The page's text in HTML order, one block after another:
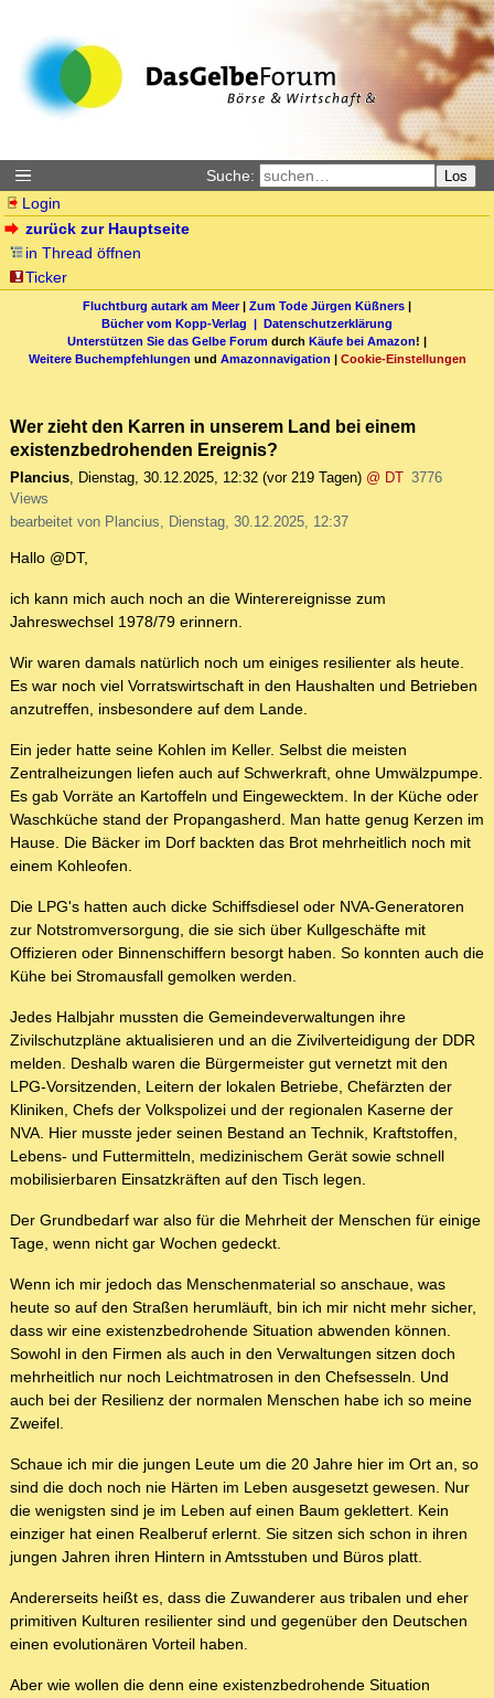
Suche: Los
Login
zurück zur Hauptseite
in Thread öffnen
Ticker
Fluchtburg autark am Meer| Zum Tode Jürgen Küßners |
Bücher vom Kopp-Verlag | Datenschutzerklärung
Unterstützen Sie das Gelbe Forum durch Käufe bei Amazon! |
Weitere Buchempfehlungen und Amazonnavigation | Cookie-Einstellungen
Wer zieht den Karren in unserem Land bei einem
existenzbedrohenden Ereignis?
Plancius, Dienstag, 30.12.2025, 12:32 (vor 219 Tagen) @ DT 3776
Views
bearbeitet von Plancius, Dienstag, 30.12.2025, 12:37
Hallo @DT,
ich kann mich auch noch an die Winterereignisse zum
Jahreswechsel 1978/79 erinnern.
Wir waren damals natürlich noch um einiges resilienter als heute.
Es war noch viel Vorratswirtschaft in den Haushalten und Betrieben
anzutreffen, insbesondere auf dem Lande.
Ein jeder hatte seine Kohlen im Keller. Selbst die meisten
Zentralheizungen liefen auch auf Schwerkraft, ohne Umwälzpumpe.
Es gab Vorräte an Kartoffeln und Eingewecktem. In der Küche oder
Waschküche stand der Propangasherd. Man hatte genug Kerzen im
Hause. Die Bäcker im Dorf backten das Brot mehrheitlich noch mit
einem Kohleofen.
Die LPG's hatten auch dicke Schiffsdiesel oder NVA-Generatoren
zur Notstromversorgung, die sie sich über Kullgeschäfte mit
Offizieren oder Binnenschiffern besorgt haben. So konnten auch die
Kühe bei Stromausfall gemolken werden.
Jedes Halbjahr mussten die Gemeindeverwaltungen ihre
Zivilschutzpläne aktualisieren und an die Zivilverteidigung der DDR
melden. Deshalb waren die Bürgermeister gut vernetzt mit den
LPG-Vorsitzenden, Leitern der lokalen Betriebe, Chefärzten der
Kliniken, Chefs der Volkspolizei und der regionalen Kaserne der
NVA. Hier musste jeder seinen Bestand an Technik, Kraftstoffen,
Lebens- und Futtermitteln, medizinischem Gerät sowie schnell
mobilisierbaren Einsatzkräften auf den Tisch legen.
Der Grundbedarf war also für die Mehrheit der Menschen für einige
Tage, wenn nicht gar Wochen gedeckt.
Wenn ich mir jedoch das Menschenmaterial so anschaue, was
heute so auf den Straßen herumläuft, bin ich mir nicht mehr sicher,
dass wir eine existenzbedrohende Situation abwenden können.
Sowohl in den Firmen als auch in den Verwaltungen sitzen doch
mehrheitlich nur noch Leichtmatrosen in den Chefsesseln. Und
auch bei der Resilienz der normalen Menschen habe ich so meine
Zweifel.
Schaue ich mir die jungen Leute um die 20 Jahre hier im Ort an, so
sind die doch noch nie Härten im Leben ausgesetzt gewesen. Nur
die wenigsten sind je im Leben auf einen Baum geklettert. Kein
einziger hat einen Realberuf erlernt. Sie sitzen sich schon in ihren
jungen Jahren ihren Hintern in Amtsstuben und Büros platt.
Andererseits heißt es, dass die Zuwanderer aus tribalen und eher
primitiven Kulturen resilienter sind und gegenüber den Deutschen
einen evolutionären Vorteil haben.
Aber wie wollen die denn eine existenzbedrohende Situation